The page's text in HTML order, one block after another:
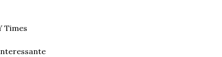
Times